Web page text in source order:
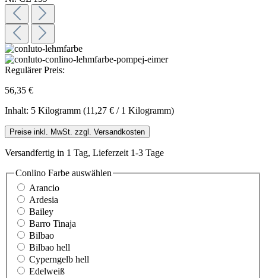
Regulärer Preis:
56,35 €
Inhalt: 5 Kilogramm (11,27 € / 1 Kilogramm)
Preise inkl. MwSt. zzgl. Versandkosten
Versandfertig in 1 Tag, Lieferzeit 1-3 Tage
Conlino Farbe auswählen
Arancio
Ardesia
Bailey
Barro Tinaja
Bilbao
Bilbao hell
Cyperngelb hell
Edelweiß